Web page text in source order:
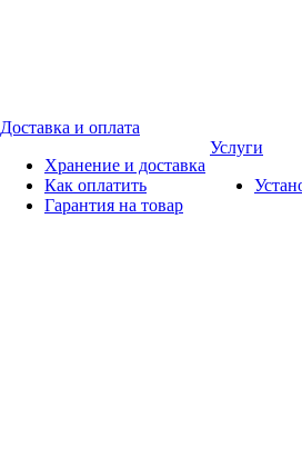
Доставка и оплата
Хранение и доставка
Как оплатить
Гарантия на товар
Услуги